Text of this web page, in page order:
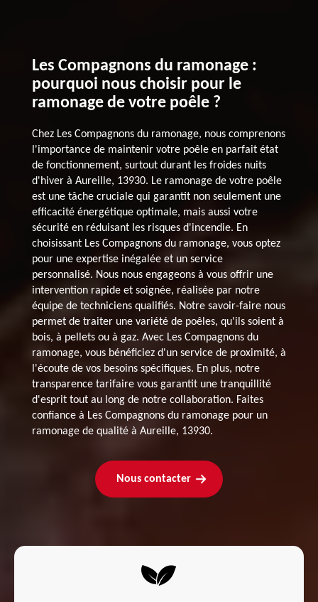
Les Compagnons du ramonage :
pourquoi nous choisir pour le
ramonage de votre poêle ?
Chez Les Compagnons du ramonage, nous comprenons
l'importance de maintenir votre poêle en parfait état
de fonctionnement, surtout durant les froides nuits
d'hiver à Aureille, 13930. Le ramonage de votre poêle
est une tâche cruciale qui garantit non seulement une
efficacité énergétique optimale, mais aussi votre
sécurité en réduisant les risques d'incendie. En
choisissant Les Compagnons du ramonage, vous optez
pour une expertise inégalée et un service
personnalisé. Nous nous engageons à vous offrir une
intervention rapide et soignée, réalisée par notre
équipe de techniciens qualifiés. Notre savoir-faire nous
permet de traiter une variété de poêles, qu'ils soient à
bois, à pellets ou à gaz. Avec Les Compagnons du
ramonage, vous bénéficiez d'un service de proximité, à
l'écoute de vos besoins spécifiques. En plus, notre
transparence tarifaire vous garantit une tranquillité
d'esprit tout au long de notre collaboration. Faites
confiance à Les Compagnons du ramonage pour un
ramonage de qualité à Aureille, 13930.
Nous contacter